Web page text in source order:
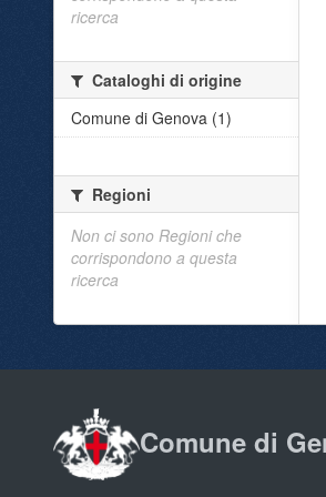
ricerca
Cataloghi di origine
Comune di Genova (1)
Regioni
Non ci sono Regioni che
corrispondono a questa
ricerca
Comune di